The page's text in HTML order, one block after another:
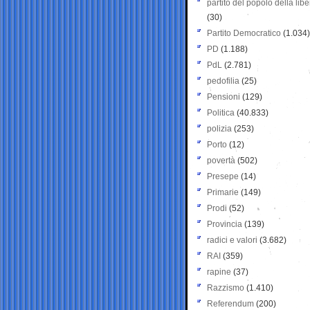
partito del popolo della
(30)
Partito Democratico (1.034)
PD (1.188)
PdL (2.781)
pedofilia (25)
Pensioni (129)
Politica (40.833)
polizia (253)
Porto (12)
povertà (502)
Presepe (14)
Primarie (149)
Prodi (52)
Provincia (139)
radici e valori (3.682)
RAI (359)
rapine (37)
Razzismo (1.410)
Referendum (200)